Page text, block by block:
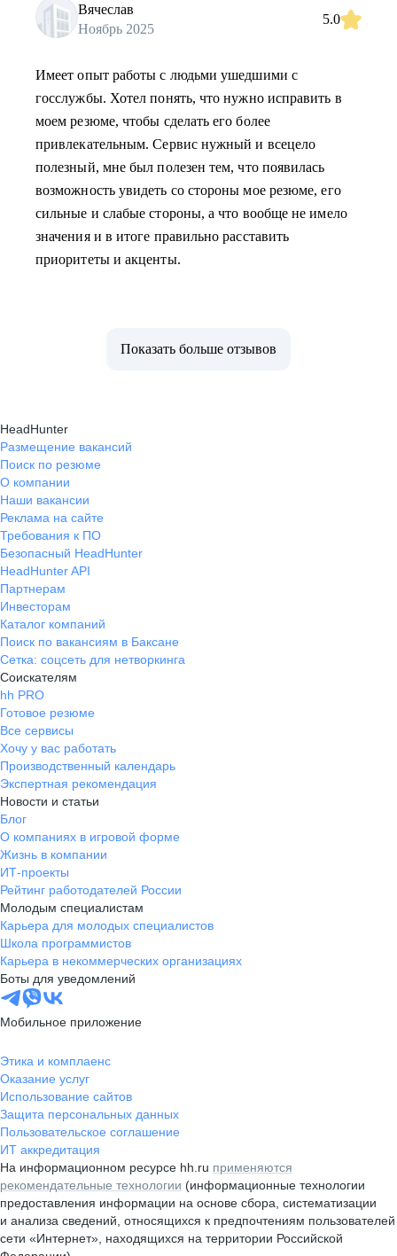
Вячеслав
Ноябрь 2025
5.0
Имеет опыт работы с людьми ушедшими с
госслужбы. Хотел понять, что нужно исправить в
моем резюме, чтобы сделать его более
привлекательным. Сервис нужный и всецело
полезный, мне был полезен тем, что появилась
возможность увидеть со стороны мое резюме, его
сильные и слабые стороны, а что вообще не имело
значения и в итоге правильно расставить
приоритеты и акценты.
Показать больше отзывов
HeadHunter
Размещение вакансий
Поиск по резюме
О компании
Наши вакансии
Реклама на сайте
Требования к ПО
Безопасный HeadHunter
HeadHunter API
Партнерам
Инвесторам
Каталог компаний
Поиск по вакансиям в Баксане
Сетка: соцсеть для нетворкинга
Соискателям
hh PRO
Готовое резюме
Все сервисы
Хочу у вас работать
Производственный календарь
Экспертная рекомендация
Новости и статьи
Блог
О компаниях в игровой форме
Жизнь в компании
ИТ-проекты
Рейтинг работодателей России
Молодым специалистам
Карьера для молодых специалистов
Школа программистов
Карьера в некоммерческих организациях
Боты для уведомлений
Мобильное приложение
Этика и комплаенс
Оказание услуг
Использование сайтов
Защита персональных данных
Пользовательское соглашение
ИТ аккредитация
На информационном ресурсе hh.ru применяются
рекомендательные технологии (информационные технологии
предоставления информации на основе сбора, систематизации
и анализа сведений, относящихся к предпочтениям пользователей
сети «Интернет», находящихся на территории Российской